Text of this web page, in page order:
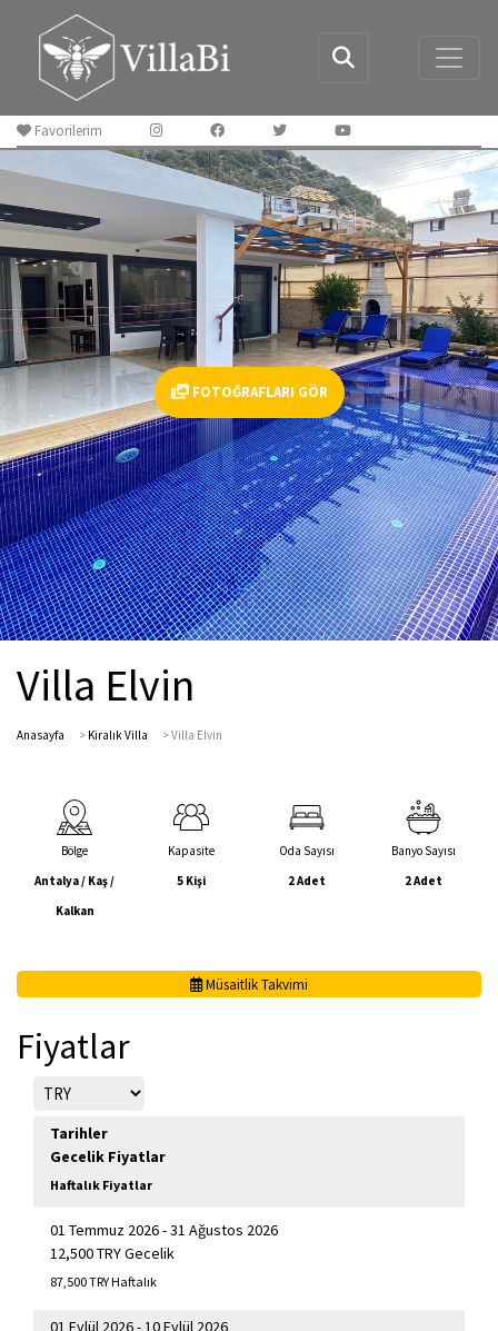
Favorilerim
FOTOĞRAFLARI GÖR
Villa Elvin
Anasayfa > Kiralık Villa >Villa Elvin
Bölge
Antalya / Kaş /
Kalkan
Kapasite
5 Kişi
Oda Sayısı
2 Adet
Banyo Sayısı
2 Adet
Müsaitlik Takvimi
Fiyatlar
Tarihler
Gecelik Fiyatlar
Haftalık Fiyatlar
01 Temmuz 2026 - 31 Ağustos 2026
12,500 TRY Gecelik
87,500 TRY Haftalık
01 Eylül 2026 - 10 Eylül 2026